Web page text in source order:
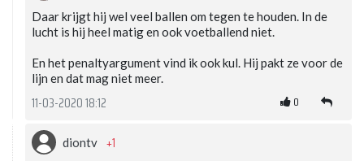
Daar krijgt hij wel veel ballen om tegen te houden. In de
lucht is hij heel matig en ook voetballend niet.
En het penaltyargument vind ik ook kul. Hij pakt ze voor de
lijn en dat mag niet meer.
11-03-2020 18:12 0
diontv +1